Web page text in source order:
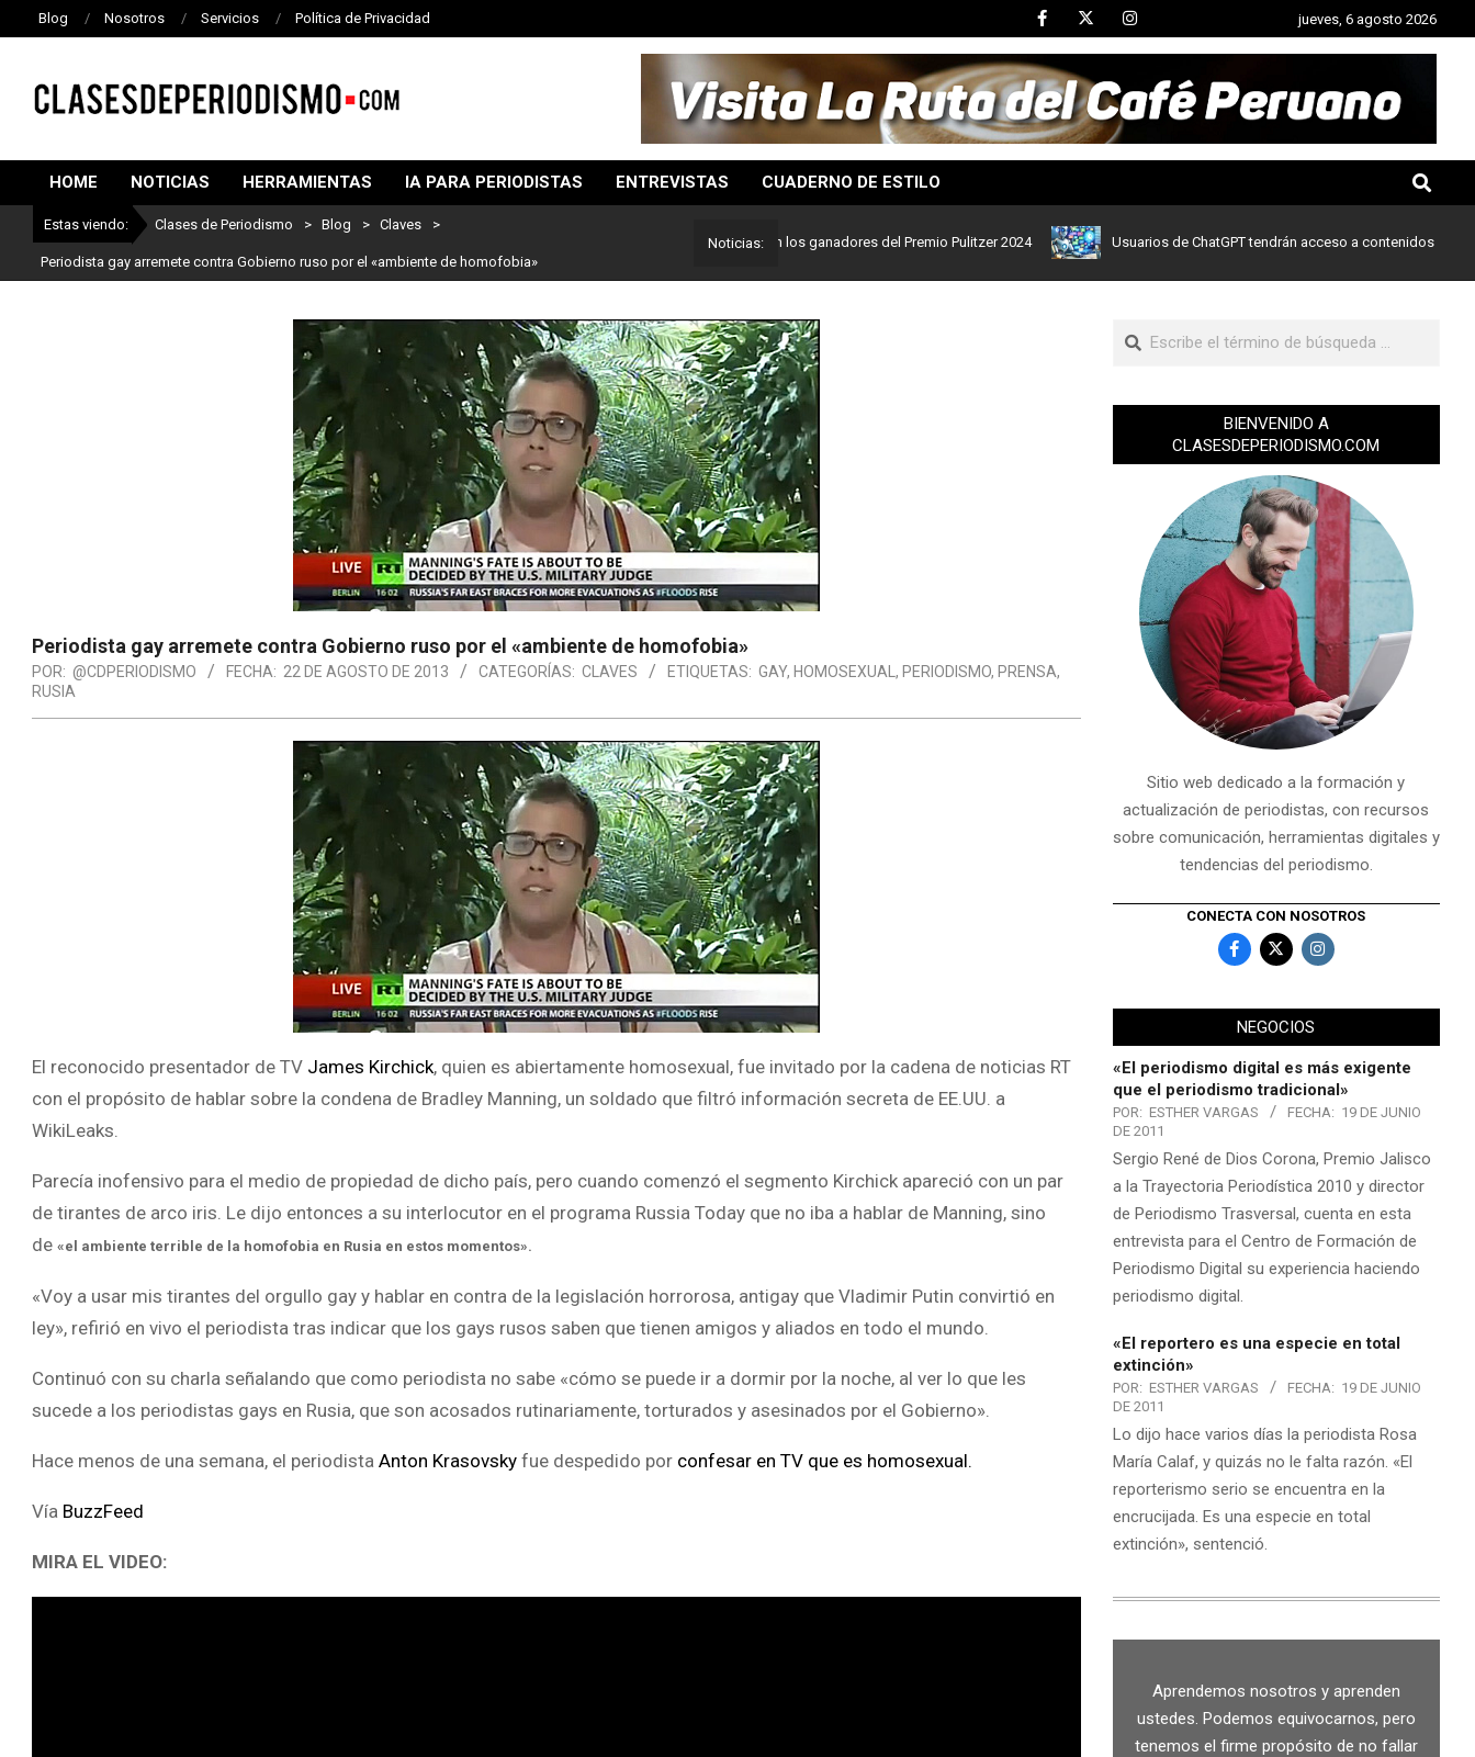
Blog Nosotros Servicios Política de Privacidad jueves, 6 agosto 2026
DE
PERIODISMO
HOME NOTICIAS HERRAMIENTAS IA PARA PERIODISTAS ENTREVISTAS CUADERNO DE ESTILO
Estas viendo: Clases de Periodismo > Blog > Claves >
Periodista gay arremete contra Gobierno ruso por el «ambiente de homofobia»
Noticias:
Lo mejor del periodismo: Estos son los ganadores del Premio Pulitzer 2024 Usuarios de ChatGPT tendrán acceso a contenidos de noticias
Periodista gay arremete contra Gobierno ruso por el «ambiente de homofobia»
POR: @CDPERIODISMO FECHA: 22 DE AGOSTO DE 2013 CATEGORÍAS: CLAVES ETIQUETAS: GAY, HOMOSEXUAL , PERIODISMO, PRENSA,
RUSIA
El reconocido presentador de TV James Kirchick, quien es abiertamente homosexual, fue invitado por la cadena de noticias RT
con el propósito de hablar sobre la condena de Bradley Manning, un soldado que filtró información secreta de EE.UU. a
WikiLeaks.
Parecía inofensivo para el medio de propiedad de dicho país, pero cuando comenzó el segmento Kirchick apareció con un par
de tirantes de arco iris. Le dijo entonces a su interlocutor en el programa Russia Today que no iba a hablar de Manning, sino
de «el ambiente terrible de la homofobia en Rusia en estos momentos».
«Voy a usar mis tirantes del orgullo gay y hablar en contra de la legislación horrorosa, antigay que Vladimir Putin convirtió en
ley», refirió en vivo el periodista tras indicar que los gays rusos saben que tienen amigos y aliados en todo el mundo.
Continuó con su charla señalando que como periodista no sabe «cómo se puede ir a dormir por la noche, al ver lo que les
sucede a los periodistas gays en Rusia, que son acosados ​​rutinariamente, torturados y asesinados por el Gobierno».
Hace menos de una semana, el periodista Anton Krasovsky fue despedido por confesar en TV que es homosexual.
Vía BuzzFeed
MIRA EL VIDEO:
BIENVENIDO A
CLASESDEPERIODISMO.COM
Sitio web dedicado a la formación y
actualización de periodistas, con recursos
sobre comunicación, herramientas digitales y
tendencias del periodismo.
CONECTA CON NOSOTROS
NEGOCIOS
«El periodismo digital es más exigente
que el periodismo tradicional»
POR: ESTHER VARGAS FECHA: 19 DE JUNIO
DE 2011
Sergio René de Dios Corona, Premio Jalisco
a la Trayectoria Periodística 2010 y director
de Periodismo Trasversal, cuenta en esta
entrevista para el Centro de Formación de
Periodismo Digital su experiencia haciendo
periodismo digital.
«El reportero es una especie en total
extinción»
POR: ESTHER VARGAS FECHA: 19 DE JUNIO
DE 2011
Lo dijo hace varios días la periodista Rosa
María Calaf, y quizás no le falta razón. «El
reporterismo serio se encuentra en la
encrucijada. Es una especie en total
extinción», sentenció.
Aprendemos nosotros y aprenden
ustedes. Podemos equivocarnos, pero
tenemos el firme propósito de no fallar